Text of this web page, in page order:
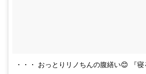
・・・ おっとりリノちんの腹繕い😊 『